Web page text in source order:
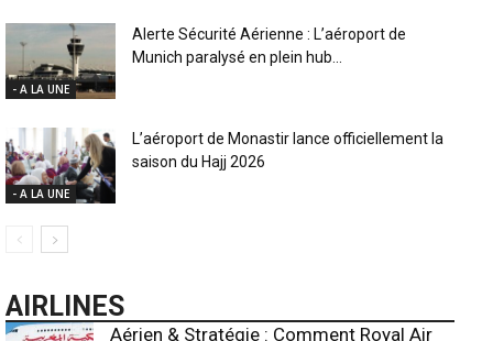
- A LA UNE
Alerte Sécurité Aérienne : L’aéroport de
Munich paralysé en plein hub...
- A LA UNE
L’aéroport de Monastir lance officiellement la
saison du Hajj 2026
AIRLINES
Aérien & Stratégie : Comment Royal Air